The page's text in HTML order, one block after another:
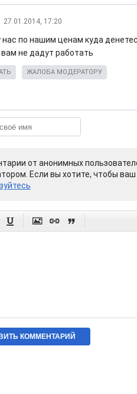
27.01.2014, 17:20
нас по нашим ценам куда
вам не дадут работать
ЖАЛОБА МОДЕРАТОРУ
от анонимных
Если вы хотите, чтобы
   